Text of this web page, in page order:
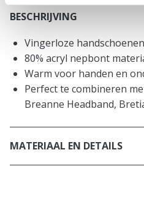
BESCHRIJVING
Vingerloze
80% acryl nepbont
Warm voor handen en
Perfect te combineren
Breanne Headband,
MATERIAAL EN DETAILS